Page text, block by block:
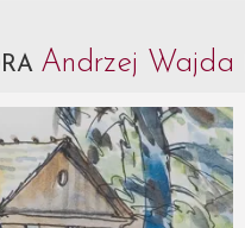
Andrzej Wajda